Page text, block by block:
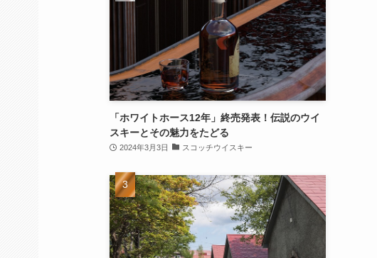
「ホワイトホース12年」終売発表！伝説のウイ
スキーとその魅力をたどる
2024年3月3日 スコッチウイスキー